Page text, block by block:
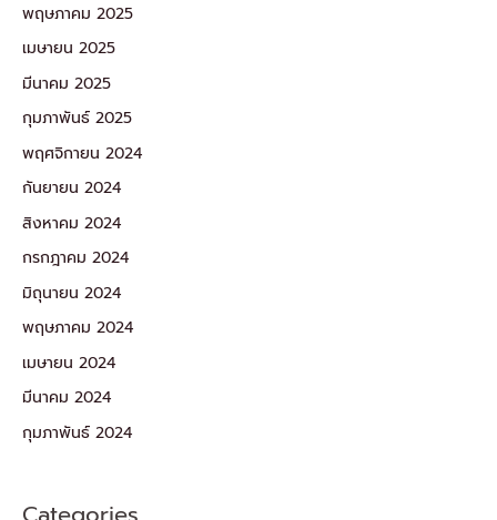
พฤษภาคม 2025
เมษายน 2025
มีนาคม 2025
กุมภาพันธ์ 2025
พฤศจิกายน 2024
กันยายน 2024
สิงหาคม 2024
กรกฎาคม 2024
มิถุนายน 2024
พฤษภาคม 2024
เมษายน 2024
มีนาคม 2024
กุมภาพันธ์ 2024